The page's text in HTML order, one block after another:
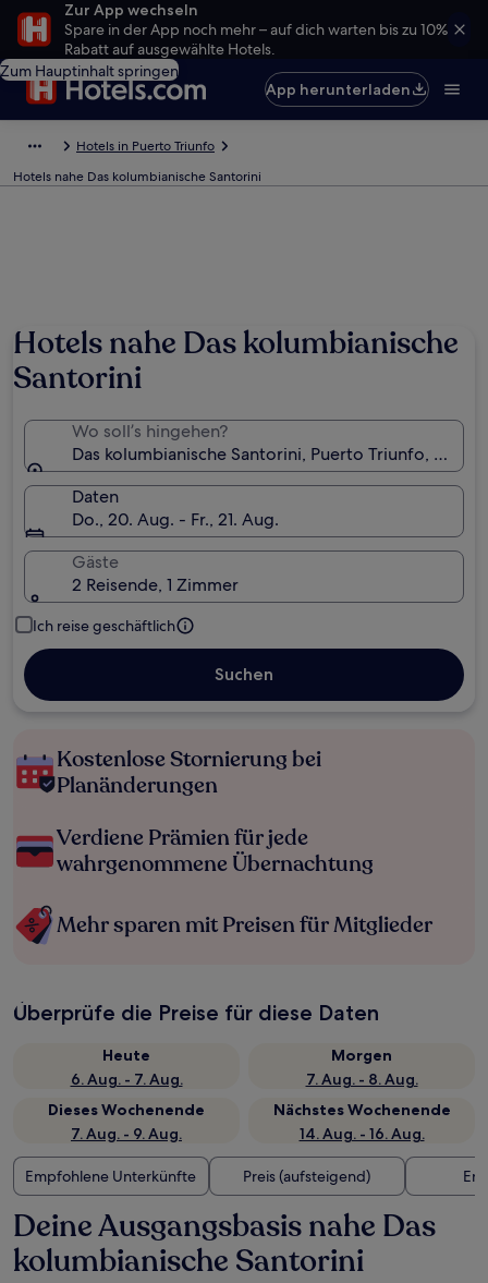
Zur App wechseln
Spare in der App noch mehr – auf dich warten bis zu 10%
Rabatt auf ausgewählte Hotels.
Zum Hauptinhalt springen
App herunterladen
Hotels in Puerto Triunfo
Hotels nahe Das kolumbianische Santorini
Hotels nahe Das kolumbianische
Santorini
Wo soll’s hingehen?
Das kolumbianische Santorini, Puerto Triunfo,
Daten
Do., 20. Aug. - Fr., 21. Aug.
Gäste
2 Reisende, 1 Zimmer
Ich reise geschäftlich
Suchen
Kostenlose Stornierung bei
Planänderungen
Verdiene Prämien für jede
wahrgenommene Übernachtung
Mehr sparen mit Preisen für Mitglieder
Überprüfe die Preise für diese Daten
Heute
6. Aug. - 7. Aug.
Morgen
7. Aug. - 8. Aug.
Dieses Wochenende
7. Aug. - 9. Aug.
Nächstes Wochenende
14. Aug. - 16. Aug.
Empfohlene Unterkünfte Preis (aufsteigend)
Deine Ausgangsbasis nahe Das
kolumbianische Santorini